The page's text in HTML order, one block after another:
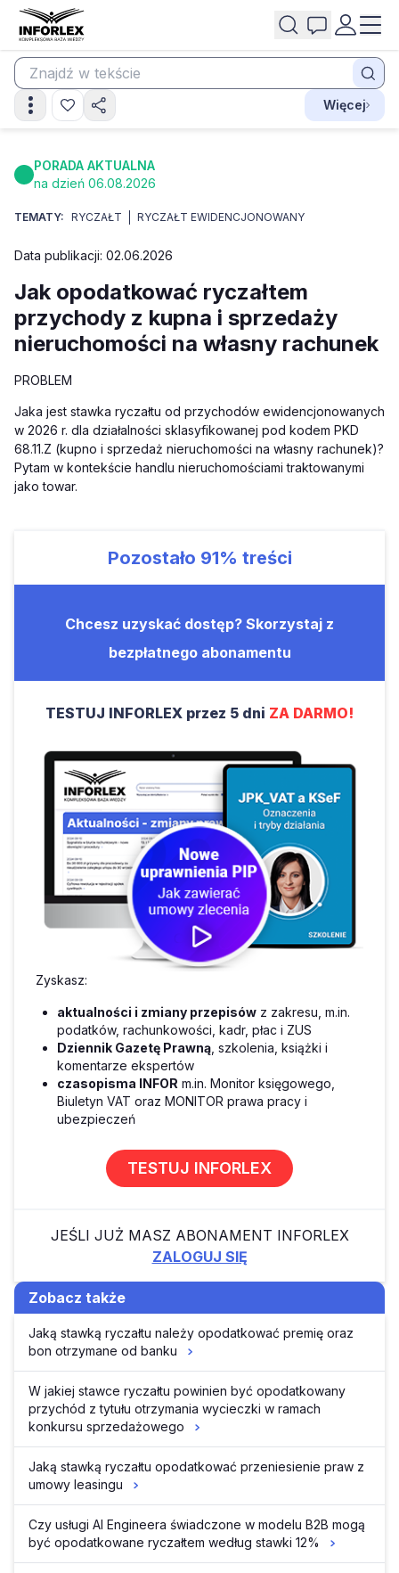
Więcej
PORADA AKTUALNA
na dzień 06.08.2026
TEMATY: RYCZAŁT RYCZAŁT EWIDENCJONOWANY
Data publikacji: 02.06.2026
Jak opodatkować ryczałtem
przychody z kupna i sprzedaży
nieruchomości na własny rachunek
PROBLEM
Jaka jest stawka ryczałtu od przychodów ewidencjonowanych
w 2026 r. dla działalności sklasyfikowanej pod kodem PKD
68.11.Z (kupno i sprzedaż nieruchomości na własny rachunek)?
Pytam w kontekście handlu nieruchomościami traktowanymi
jako towar.
Pozostało 91% treści
Chcesz uzyskać dostęp? Skorzystaj z
bezpłatnego abonamentu
TESTUJ INFORLEX przez 5 dni ZA DARMO!
Zyskasz:
aktualności i zmiany przepisów z zakresu, m.in.
podatków, rachunkowości, kadr, płac i ZUS
Dziennik Gazetę Prawną , szkolenia, książki i
komentarze ekspertów
czasopisma INFOR m.in. Monitor księgowego,
Biuletyn VAT oraz MONITOR prawa pracy i
ubezpieczeń
TESTUJ INFORLEX
JEŚLI JUŻ MASZ ABONAMENT INFORLEX
ZALOGUJ SIĘ
Zobacz także
Jaką stawką ryczałtu należy opodatkować premię oraz
bon otrzymane od banku
W jakiej stawce ryczałtu powinien być opodatkowany
przychód z tytułu otrzymania wycieczki w ramach
konkursu sprzedażowego
Jaką stawką ryczałtu opodatkować przeniesienie praw z
umowy leasingu
Czy usługi AI Engineera świadczone w modelu B2B mogą
być opodatkowane ryczałtem według stawki 12%